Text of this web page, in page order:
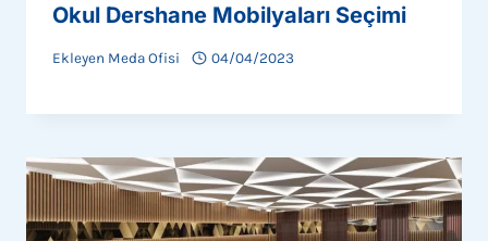
Okul Dershane Mobilyaları Seçimi
Ekleyen Meda Ofisi 04/04/2023